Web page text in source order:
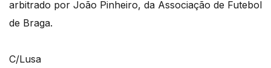
arbitrado por João Pinheiro, da Associação de Futebol
de Braga.
C/Lusa